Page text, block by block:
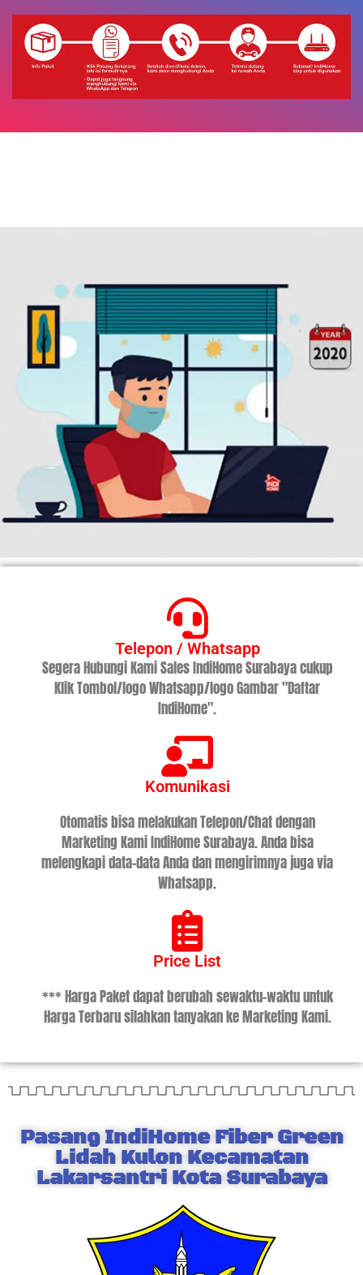
Telepon / Whatsapp
Segera Hubungi Kami Sales IndiHome Surabaya cukup
Klik Tombol/logo Whatsapp/logo Gambar "Daftar
IndiHome".
Komunikasi
Otomatis bisa melakukan Telepon/Chat dengan
Marketing Kami IndiHome Surabaya. Anda bisa
melengkapi data-data Anda dan mengirimnya juga via
Whatsapp.
Price List
*** Harga Paket dapat berubah sewaktu-waktu untuk
Harga Terbaru silahkan tanyakan ke Marketing Kami.
Pasang IndiHome Fiber Green
Lidah Kulon Kecamatan
Lakarsantri Kota Surabaya